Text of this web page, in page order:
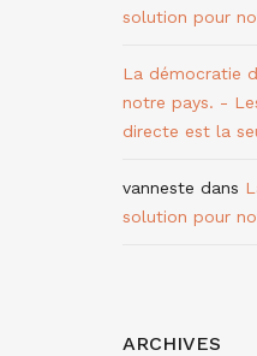
solution pour
La démocratie
notre pays. -
directe est la
vanneste dans
solution pour
ARCHIVES